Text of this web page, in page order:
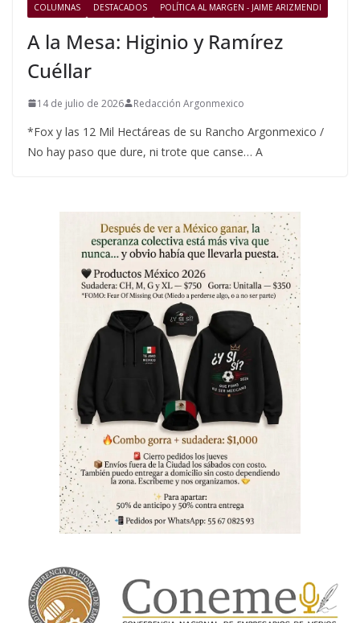
COLUMNAS DESTACADOS POLÍTICA AL MARGEN - JAIME ARIZMENDI
A la Mesa: Higinio y Ramírez
Cuéllar
14 de julio de 2026 Redacción Argonmexico
*Fox y las 12 Mil Hectáreas de su Rancho Argonmexico /
No hay paso que dure, ni trote que canse… A